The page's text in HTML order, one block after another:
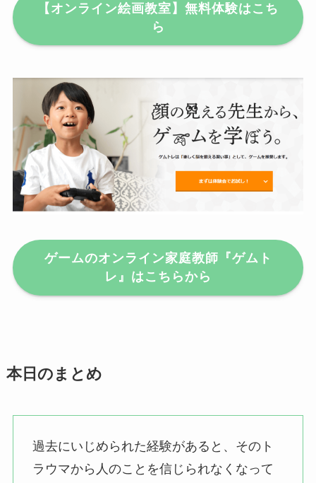
【オンライン絵画教室】無料体験はこち
ら
ゲームのオンライン家庭教師『ゲムト
レ』はこちらから
本日のまとめ
過去にいじめられた経験があると、そのト
ラウマから人のことを信じられなくなって